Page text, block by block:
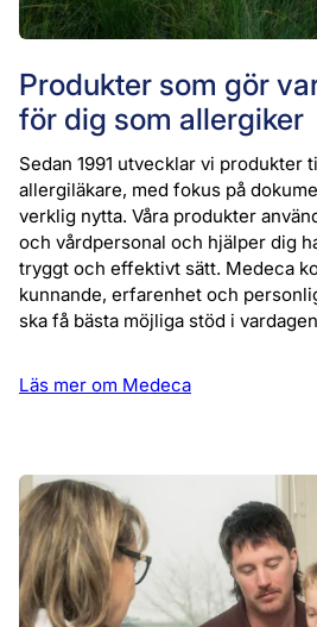
Produkter som gör
för dig som allergiker
Sedan 1991 utvecklar vi produkter
allergiläkare, med fokus på
verklig nytta. Våra produkter
och vårdpersonal och hjälper dig
tryggt och effektivt sätt. Medeca
kunnande, erfarenhet och
ska få bästa möjliga stöd i
Läs mer om Medeca